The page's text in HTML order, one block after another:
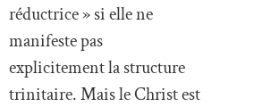
réductrice » si elle ne
manifeste pas
explicitement la structure
trinitaire. Mais le Christ est